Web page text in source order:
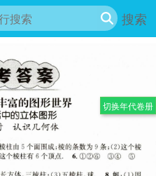
搜索
切换年代卷册